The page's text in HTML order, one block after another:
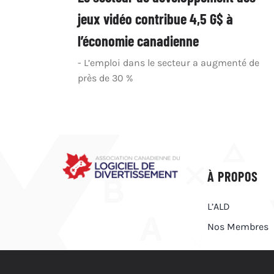
jeux vidéo contribue 4,5 G$ à
l’économie canadienne
- L’emploi dans le secteur a augmenté de
près de 30 %
À PROPOS
L’ALD
Nos Membres